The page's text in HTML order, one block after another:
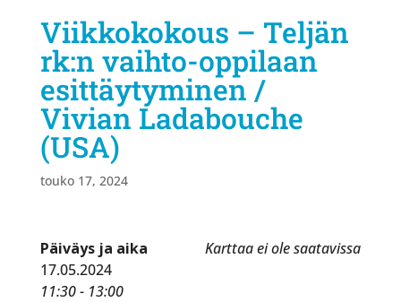
Viikkokokous – Teljän
rk:n vaihto-oppilaan
esittäytyminen /
Vivian Ladabouche
(USA)
touko 17, 2024
Karttaa ei ole saatavissa
Päiväys ja aika
17.05.2024
11:30 - 13:00